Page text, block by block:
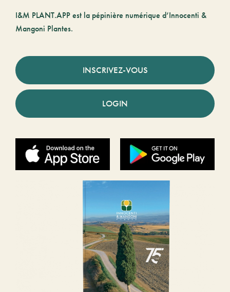
I&M PLANT.APP est la pépinière numérique d’Innocenti &
Mangoni Plantes.
INSCRIVEZ-VOUS
LOGIN